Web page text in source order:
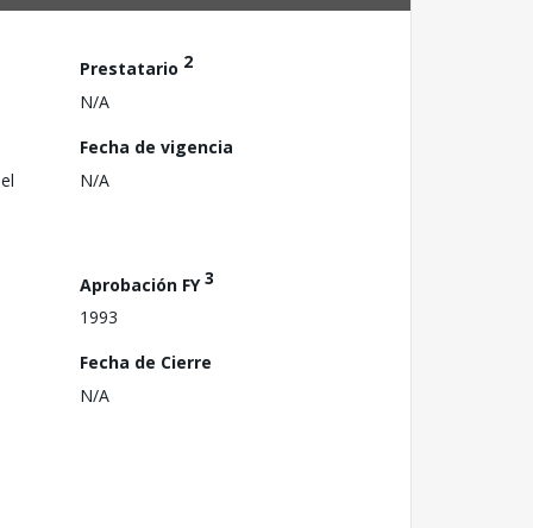
Prestatario 2
N/A
Fecha de vigencia
N/A
Aprobación FY3
1993
Fecha de Cierre
N/A